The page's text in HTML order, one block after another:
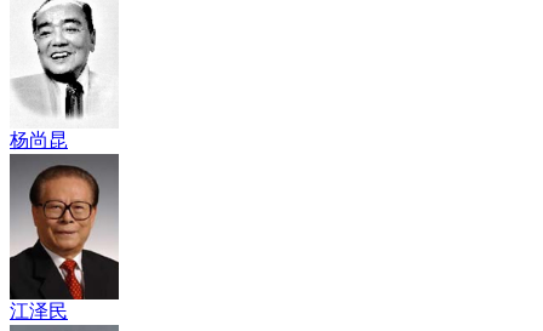
杨尚昆
江泽民